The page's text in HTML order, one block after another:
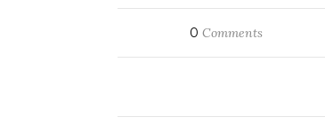
0 Comments